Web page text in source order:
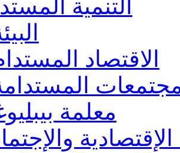
التنمية
الاقتصاد
معلمة
الإقتصادية